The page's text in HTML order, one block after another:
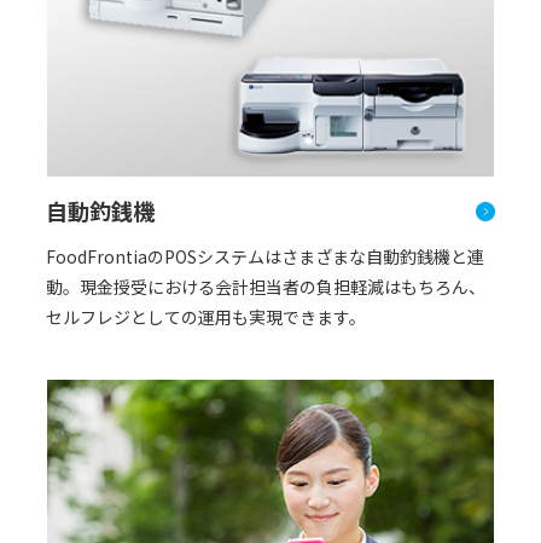
自動釣銭機
FoodFrontiaのPOSシステムはさまざまな自動釣銭機と連
動。現金授受における会計担当者の負担軽減はもちろん、
セルフレジとしての運用も実現できます。